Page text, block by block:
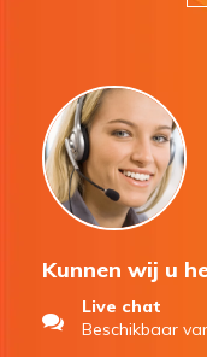
Kunnen wij u
Live chat
Beschikbaar